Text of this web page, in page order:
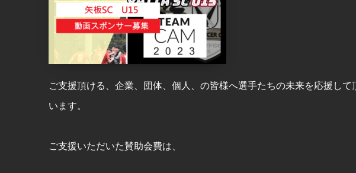
ご支援頂ける、企業、団体、個人、の皆様へ選手たちの未来を応援し
います。
ご支援いただいた賛助会費は、